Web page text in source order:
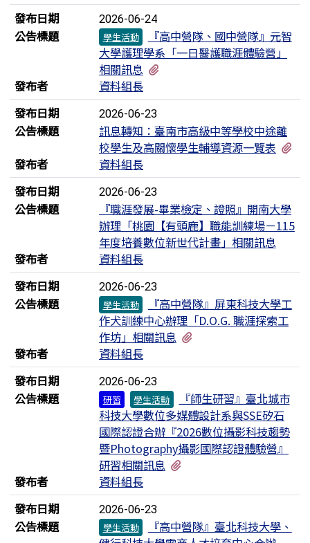
發布日期
2026-06-24
公告標題 學生活動
『高中營隊、國中營隊』元智
大學護理學系「一日醫護職涯體驗營」
相關訊息
發布者
資料組長
發布日期
2026-06-23
公告標題
訊息轉知：臺南市高級中等學校中途離
校學生及高關懷學生輔導資源一覽表
發布者
資料組長
發布日期
2026-06-23
公告標題
『職涯發展-畢業檢定、證照』開南大學
辦理「桃園【有頭鹿】職能訓練場－115
年度培養數位新世代計畫」相關訊息
發布者
資料組長
發布日期
2026-06-23
公告標題 學生活動
『高中營隊』屏東科技大學工
作犬訓練中心辦理「D.O.G. 職涯探索工
作坊」相關訊息
發布者
資料組長
發布日期
2026-06-23
公告標題 研習 學生活動
『師生研習』臺北城市
科技大學數位多媒體設計系與SSE矽石
國際認證合辦『2026數位攝影科技趨勢
暨Photography攝影國際認證體驗營』
研習相關訊息
發布者
資料組長
發布日期
2026-06-23
公告標題 學生活動
『高中營隊』臺北科技大學、